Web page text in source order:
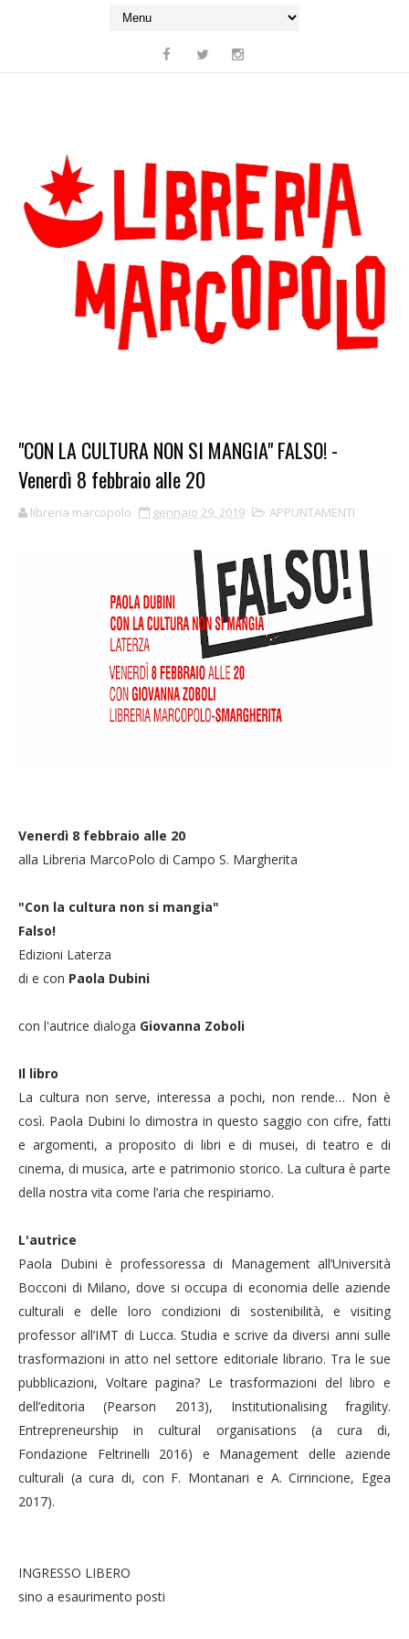
"CON LA CULTURA NON SI MANGIA" FALSO! -
Venerdì 8 febbraio alle 20
libreria marcopolo gennaio 29, 2019 APPUNTAMENTI
Venerdì 8 febbraio alle 20
alla Libreria MarcoPolo di Campo S. Margherita
"Con la cultura non si mangia"
Falso!
Edizioni Laterza
di e con Paola Dubini
con l'autrice dialoga Giovanna Zoboli
Il libro
La cultura non serve, interessa a pochi, non rende… Non è
così. Paola Dubini lo dimostra in questo saggio con cifre, fatti
e argomenti, a proposito di libri e di musei, di teatro e di
cinema, di musica, arte e patrimonio storico. La cultura è parte
della nostra vita come l’aria che respiriamo.
L'autrice
Paola Dubini è professoressa di Management all’Università
Bocconi di Milano, dove si occupa di economia delle aziende
culturali e delle loro condizioni di sostenibilità, e visiting
professor all’IMT di Lucca. Studia e scrive da diversi anni sulle
trasformazioni in atto nel settore editoriale librario. Tra le sue
pubblicazioni, Voltare pagina? Le trasformazioni del libro e
dell’editoria (Pearson 2013), Institutionalising fragility.
Entrepreneurship in cultural organisations (a cura di,
Fondazione Feltrinelli 2016) e Management delle aziende
culturali (a cura di, con F. Montanari e A. Cirrincione, Egea
2017).
INGRESSO LIBERO
sino a esaurimento posti